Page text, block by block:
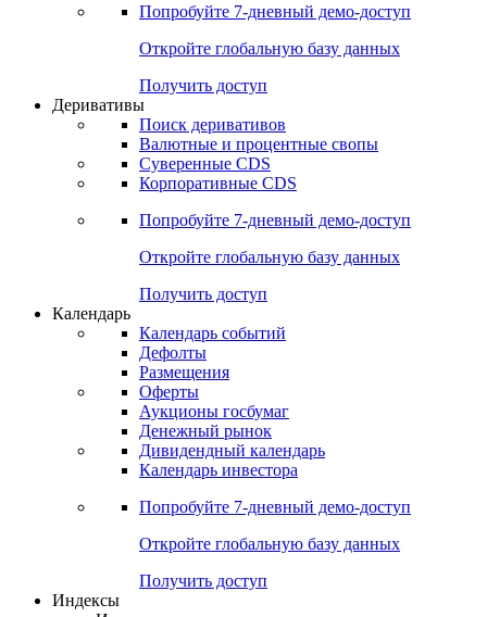
Попробуйте 7-дневный демо-доступ
Откройте глобальную базу данных
Получить доступ
Деривативы
Поиск деривативов
Валютные и процентные свопы
Суверенные CDS
Корпоративные CDS
Попробуйте 7-дневный демо-доступ
Откройте глобальную базу данных
Получить доступ
Календарь
Календарь событий
Дефолты
Размещения
Оферты
Аукционы госбумаг
Денежный рынок
Дивидендный календарь
Календарь инвестора
Попробуйте 7-дневный демо-доступ
Откройте глобальную базу данных
Получить доступ
Индексы